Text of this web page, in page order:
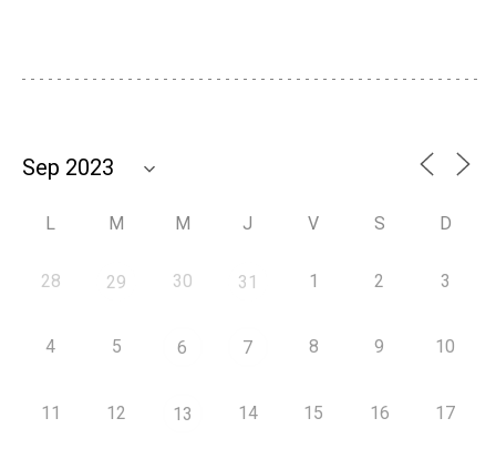
L M M J V S D
28 29 30 31 1 2 3
4 5 6 7 8 9 10
11 12 13 14 15 16 17